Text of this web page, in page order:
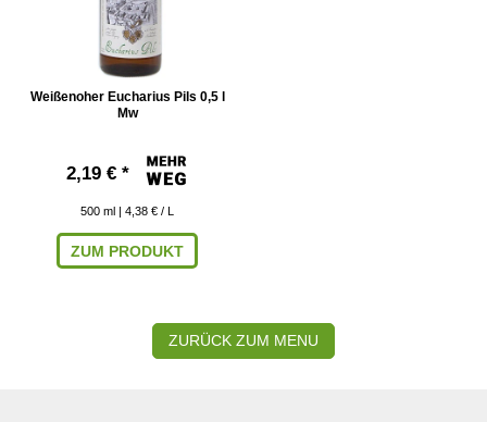
Weißenoher Eucharius Pils 0,5 l
Mw
2,19 € *
500 ml | 4,38 € / L
ZUM PRODUKT
ZURÜCK ZUM MENU